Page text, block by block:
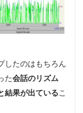
したのはもちろん
た会話のリズム
結果が出ているこ